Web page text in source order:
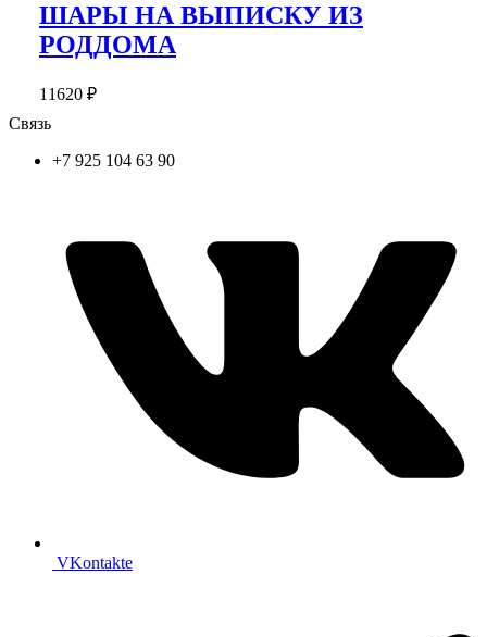
ШАРЫ НА ВЫПИСКУ ИЗ
РОДДОМА
11620 ₽
Связь
+7 925 104 63 90
VKontakte